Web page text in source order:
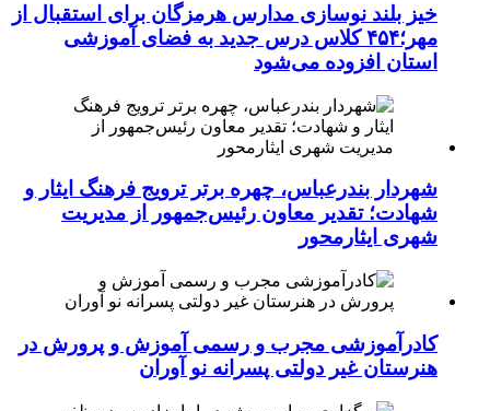
خیز بلند نوسازی مدارس هرمزگان برای استقبال از
مهر؛۴۵۴ کلاس درس جدید به فضای آموزشی
استان افزوده می‌شود
شهردار بندرعباس، چهره برتر ترویج فرهنگ ایثار و
شهادت؛ تقدیر معاون رئیس‌جمهور از مدیریت
شهری ایثارمحور
کادرآموزشی مجرب و رسمی آموزش و پرورش در
هنرستان غیر دولتی پسرانه نو آوران